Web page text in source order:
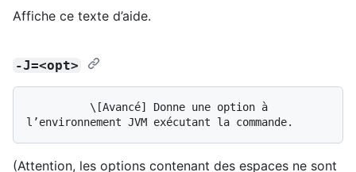
Affiche ce texte d’aide.
-J=<opt>
(Attention, les options contenant des espaces ne sont